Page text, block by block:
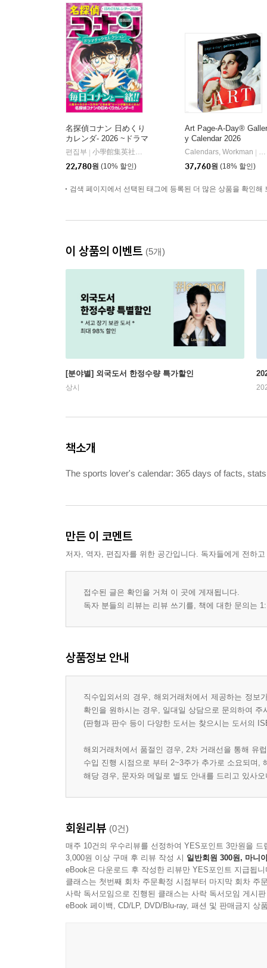
名探偵コナン 日めくり
カレンダ- 2026 ~ドラマ
チックセレクション~
편집부
小學館集英社プロダクション
22,780원 (10% 할인)
Art Page-A-Day® Galler
y Calendar 2026
Calendars, Workman
37,760원 (18% 할인)
검색 페이지에서 선택된 태그에 등록된 더 많은 상품을 확인해
이 상품의 이벤트 (5개)
[분야별] 외국도서 한정수량 특가할인
상시
책소개
The sports lover's calendar: 365 days of facts,
만든 이 코멘트
저자, 역자, 편집자를 위한 공간입니다. 독자들에게 전하
접수된 글은 확인을 거쳐 이 곳에 게재됩니다.
독자 분들의 리뷰는 리뷰 쓰기를, 책에 대한 문의는
상품정보 안내
직수입외서의 경우, 해외거래처에서 제공하는 정
확인을 원하시는 경우, 일대일 상담으로 문의하여 주
(판형과 판수 등이 다양한 도서는 찾으시는 도서의
해외거래처에서 품절인 경우, 2차 거래선을 통해 유
수입 진행 시점으로 부터 2~3주가 추가로 소요되며,
해당 경우, 문자와 메일로 별도 안내를 드리고 있사
회원리뷰 (0건)
매주 10건의 우수리뷰를 선정하여 YES포인트 3만원을 드
3,000원 이상 구매 후 리뷰 작성 시 일반회원 300원, 마니
eBook은 다운로드 후 작성한 리뷰만 YES포인트 지급됩니
클래스는 첫번째 회차 주문확정 시점부터 마지막 회차 주
사락 독서모임으로 진행된 클래스는 사락 독서모임 게시
eBook 페이백, CD/LP, DVD/Blu-ray, 패션 및 판매금지 상